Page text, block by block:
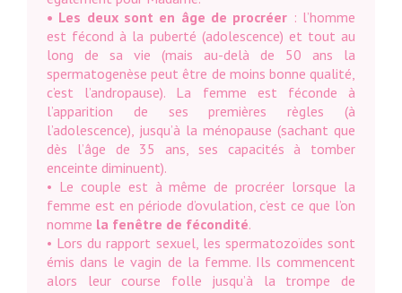
• Les deux sont en âge de procréer : l’homme
est fécond à la puberté (adolescence) et tout au
long de sa vie (mais au-delà de 50 ans la
spermatogenèse peut être de moins bonne qualité,
c’est l’andropause). La femme est féconde à
l’apparition de ses premières règles (à
l’adolescence), jusqu’à la ménopause (sachant que
dès l’âge de 35 ans, ses capacités à tomber
enceinte diminuent).
• Le couple est à même de procréer lorsque la
femme est en période d’ovulation, c’est ce que l’on
nomme la fenêtre de fécondité.
• Lors du rapport sexuel, les spermatozoïdes sont
émis dans le vagin de la femme. Ils commencent
alors leur course folle jusqu’à la trompe de